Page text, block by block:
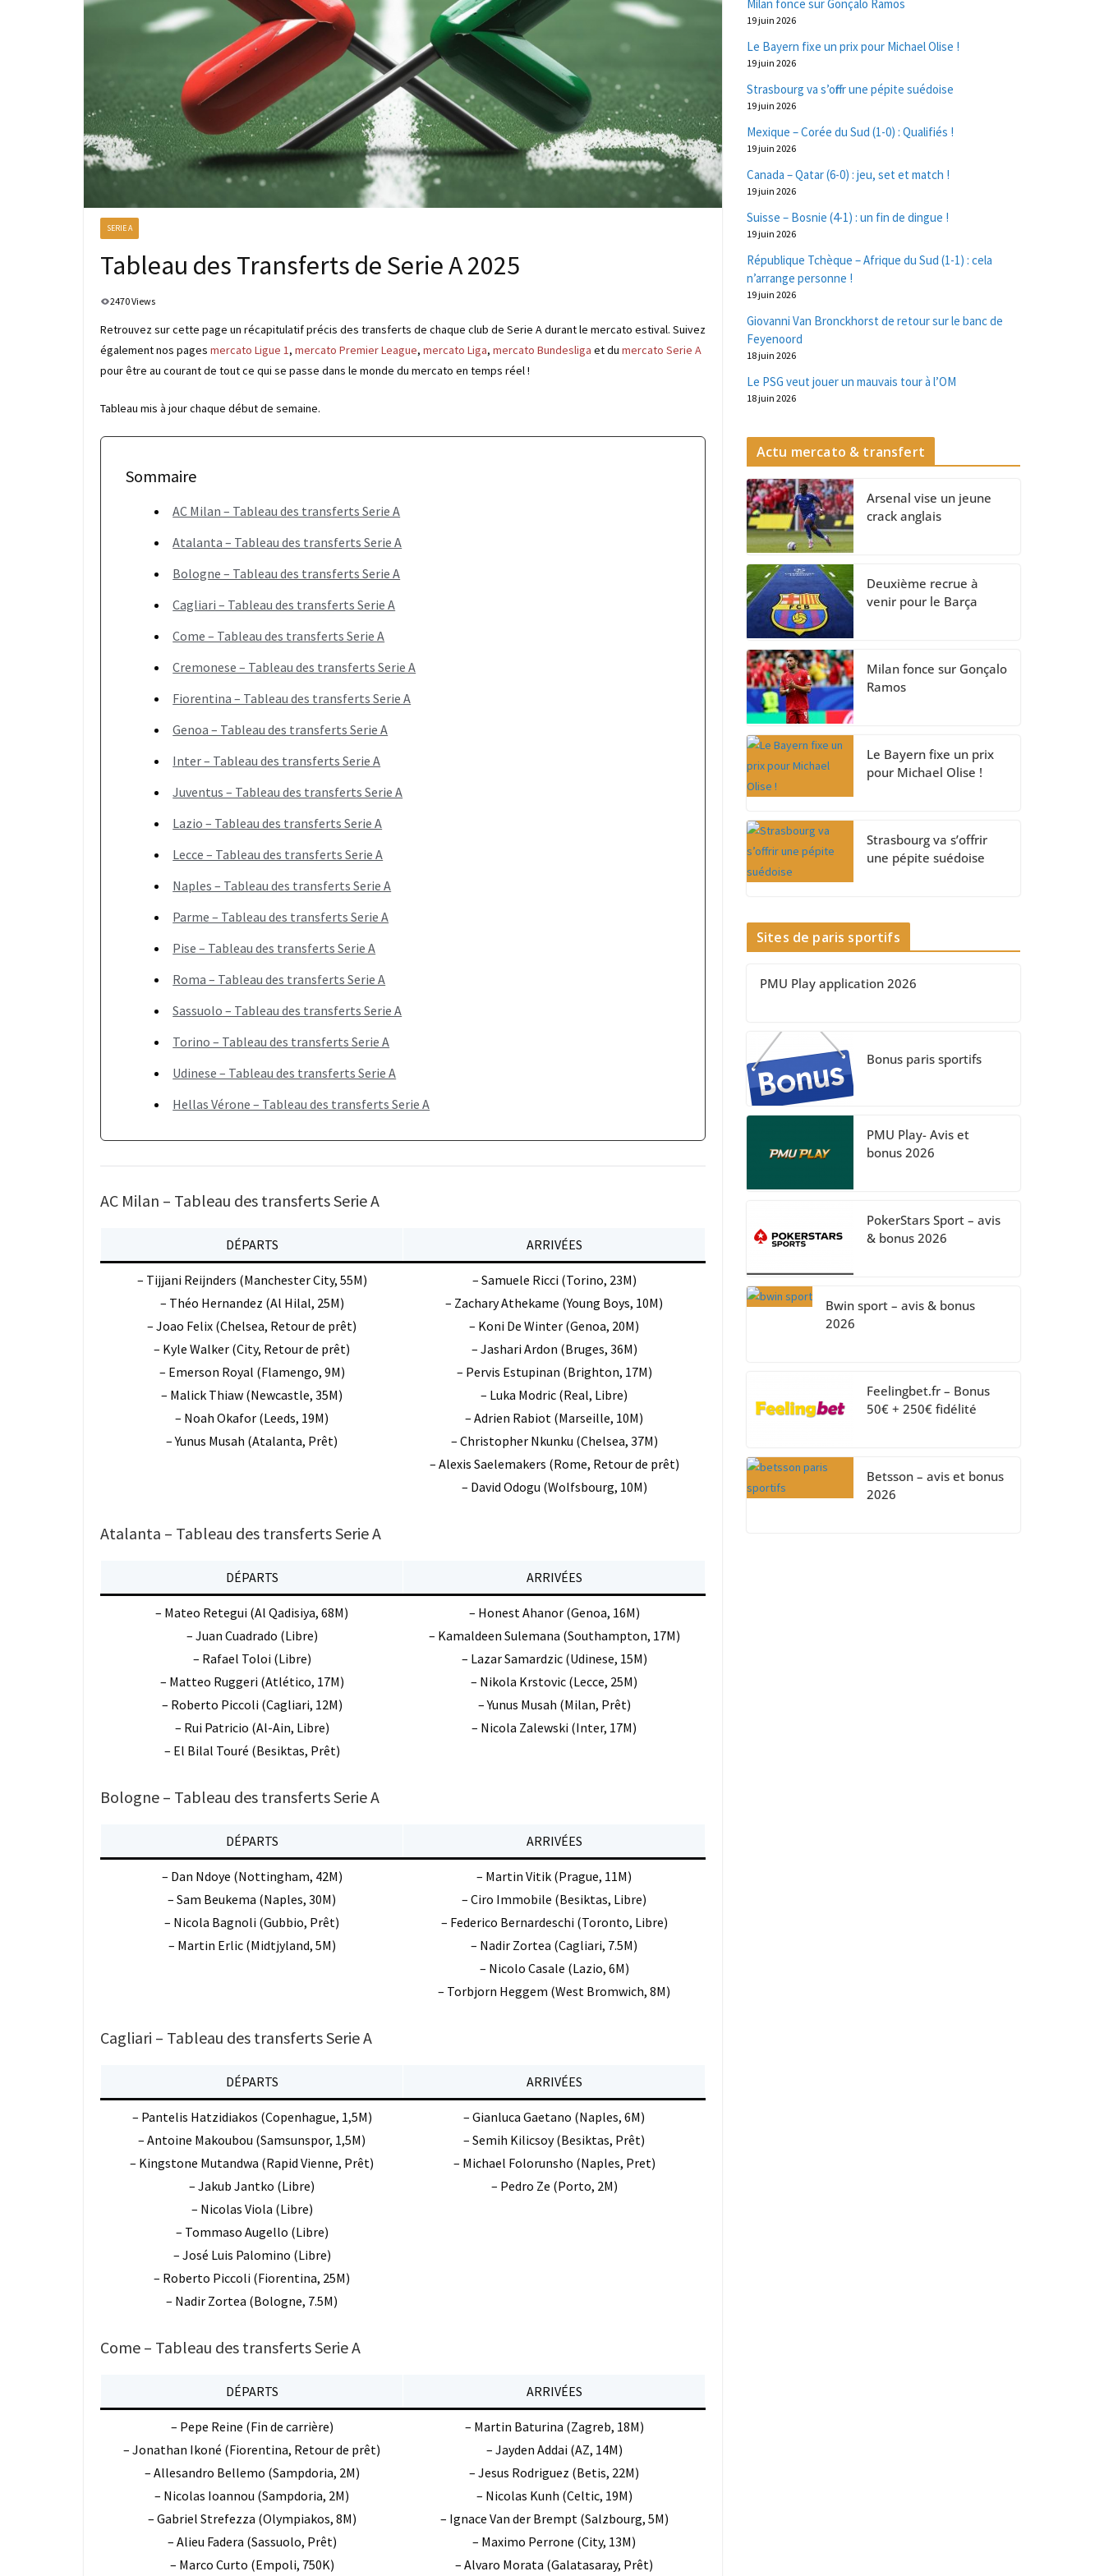
SERIE A
Tableau des Transferts de Serie A 2025
2470 Views
Retrouvez sur cette page un récapitulatif précis des transferts de chaque club de Serie A durant le mercato estival. Suivez
également nos pages mercato Ligue 1, mercato Premier League, mercato Liga, mercato Bundesliga et du mercato Serie A
pour être au courant de tout ce qui se passe dans le monde du mercato en temps réel !
Tableau mis à jour chaque début de semaine.
Sommaire
AC Milan – Tableau des transferts Serie A
Atalanta – Tableau des transferts Serie A
Bologne – Tableau des transferts Serie A
Cagliari – Tableau des transferts Serie A
Come – Tableau des transferts Serie A
Cremonese – Tableau des transferts Serie A
Fiorentina – Tableau des transferts Serie A
Genoa – Tableau des transferts Serie A
Inter – Tableau des transferts Serie A
Juventus – Tableau des transferts Serie A
Lazio – Tableau des transferts Serie A
Lecce – Tableau des transferts Serie A
Naples – Tableau des transferts Serie A
Parme – Tableau des transferts Serie A
Pise – Tableau des transferts Serie A
Roma – Tableau des transferts Serie A
Sassuolo – Tableau des transferts Serie A
Torino – Tableau des transferts Serie A
Udinese – Tableau des transferts Serie A
Hellas Vérone – Tableau des transferts Serie A
AC Milan – Tableau des transferts Serie A
DÉPARTS ARRIVÉES
– Tijjani Reijnders (Manchester City, 55M)
– Théo Hernandez (Al Hilal, 25M)
– Joao Felix (Chelsea, Retour de prêt)
– Kyle Walker (City, Retour de prêt)
– Emerson Royal (Flamengo, 9M)
– Malick Thiaw (Newcastle, 35M)
– Noah Okafor (Leeds, 19M)
– Yunus Musah (Atalanta, Prêt)
– Samuele Ricci (Torino, 23M)
– Zachary Athekame (Young Boys, 10M)
– Koni De Winter (Genoa, 20M)
– Jashari Ardon (Bruges, 36M)
– Pervis Estupinan (Brighton, 17M)
– Luka Modric (Real, Libre)
– Adrien Rabiot (Marseille, 10M)
– Christopher Nkunku (Chelsea, 37M)
– Alexis Saelemakers (Rome, Retour de prêt)
– David Odogu (Wolfsbourg, 10M)
Atalanta – Tableau des transferts Serie A
DÉPARTS ARRIVÉES
– Mateo Retegui (Al Qadisiya, 68M)
– Juan Cuadrado (Libre)
– Rafael Toloi (Libre)
– Matteo Ruggeri (Atlético, 17M)
– Roberto Piccoli (Cagliari, 12M)
– Rui Patricio (Al-Ain, Libre)
– El Bilal Touré (Besiktas, Prêt)
– Honest Ahanor (Genoa, 16M)
– Kamaldeen Sulemana (Southampton, 17M)
– Lazar Samardzic (Udinese, 15M)
– Nikola Krstovic (Lecce, 25M)
– Yunus Musah (Milan, Prêt)
– Nicola Zalewski (Inter, 17M)
Bologne – Tableau des transferts Serie A
DÉPARTS ARRIVÉES
– Dan Ndoye (Nottingham, 42M)
– Sam Beukema (Naples, 30M)
– Nicola Bagnoli (Gubbio, Prêt)
– Martin Erlic (Midtjyland, 5M)
– Martin Vitik (Prague, 11M)
– Ciro Immobile (Besiktas, Libre)
– Federico Bernardeschi (Toronto, Libre)
– Nadir Zortea (Cagliari, 7.5M)
– Nicolo Casale (Lazio, 6M)
– Torbjorn Heggem (West Bromwich, 8M)
Cagliari – Tableau des transferts Serie A
DÉPARTS ARRIVÉES
– Pantelis Hatzidiakos (Copenhague, 1,5M)
– Antoine Makoubou (Samsunspor, 1,5M)
– Kingstone Mutandwa (Rapid Vienne, Prêt)
– Jakub Jantko (Libre)
– Nicolas Viola (Libre)
– Tommaso Augello (Libre)
– José Luis Palomino (Libre)
– Roberto Piccoli (Fiorentina, 25M)
– Nadir Zortea (Bologne, 7.5M)
– Gianluca Gaetano (Naples, 6M)
– Semih Kilicsoy (Besiktas, Prêt)
– Michael Folorunsho (Naples, Pret)
– Pedro Ze (Porto, 2M)
Come – Tableau des transferts Serie A
DÉPARTS ARRIVÉES
– Pepe Reine (Fin de carrière)
– Jonathan Ikoné (Fiorentina, Retour de prêt)
– Allesandro Bellemo (Sampdoria, 2M)
– Nicolas Ioannou (Sampdoria, 2M)
– Gabriel Strefezza (Olympiakos, 8M)
– Alieu Fadera (Sassuolo, Prêt)
– Marco Curto (Empoli, 750K)
– Martin Baturina (Zagreb, 18M)
– Jayden Addai (AZ, 14M)
– Jesus Rodriguez (Betis, 22M)
– Nicolas Kunh (Celtic, 19M)
– Ignace Van der Brempt (Salzbourg, 5M)
– Maximo Perrone (City, 13M)
– Alvaro Morata (Galatasaray, Prêt)
Milan fonce sur Gonçalo Ramos
19 juin 2026
Le Bayern fixe un prix pour Michael Olise !
19 juin 2026
Strasbourg va s’offrir une pépite suédoise
19 juin 2026
Mexique – Corée du Sud (1-0) : Qualifiés !
19 juin 2026
Canada – Qatar (6-0) : jeu, set et match !
19 juin 2026
Suisse – Bosnie (4-1) : un fin de dingue !
19 juin 2026
République Tchèque – Afrique du Sud (1-1) : cela
n’arrange personne !
19 juin 2026
Giovanni Van Bronckhorst de retour sur le banc de
Feyenoord
18 juin 2026
Le PSG veut jouer un mauvais tour à l’OM
18 juin 2026
Actu mercato & transfert
Arsenal vise un jeune
crack anglais
Deuxième recrue à
venir pour le Barça
Milan fonce sur Gonçalo
Ramos
Le Bayern fixe un prix
pour Michael Olise !
Strasbourg va s’offrir
une pépite suédoise
Sites de paris sportifs
PMU Play application 2026
Bonus paris sportifs
PMU Play- Avis et
bonus 2026
PokerStars Sport – avis
& bonus 2026
Bwin sport – avis & bonus
2026
Feelingbet.fr – Bonus
50€ + 250€ fidélité
Betsson – avis et bonus
2026